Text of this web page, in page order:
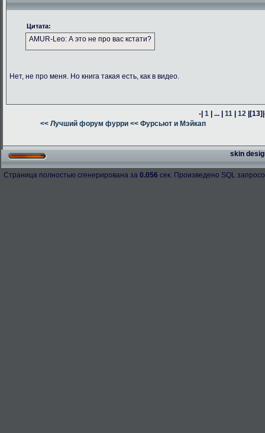
Цитата:
AMUR-Leo: А это не про вас кстати?
Нет, не про меня. Но книга такая есть, как в видео.
-|1 | ... |11 |12 |[13]
<< Лучший форум фурри << Фурсьют и Мэйкап
skin
Страница полностью сгенерирована за 0.056 сек. Произведено SQL